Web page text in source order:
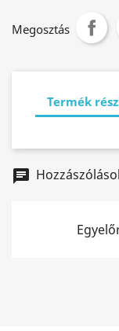
Megosztás
Termék
chat